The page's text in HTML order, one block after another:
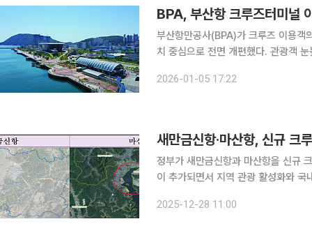
BPA, 부산항 크루즈터미널
부산항만공사(BPA)가 크루즈 이용객
치 중심으로 전면 개편했다. 관광객 눈높이에서 직관성을 높인 조치로, 크루즈 관광의 ‘첫 관문’부터
널의 명칭을 정비해 2026년 1월 1일
2026-01-05 17:22
새만금신항·마산항, 신규 크
정부가 새만금신항과 마산항을 신규
이 추가되면서 지역 관광 활성화와 국내
를 추진하기 위한 조치다. 해양수산
2025-12-28 11:00